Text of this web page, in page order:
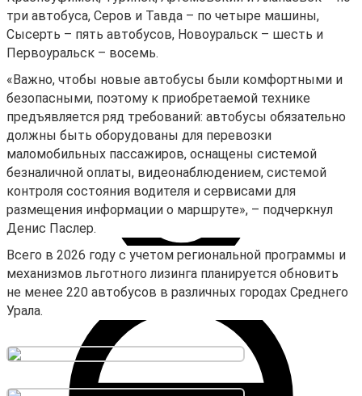
Войти
три автобуса, Серов и Тавда – по четыре машины,
Сысерть – пять автобусов, Новоуральск – шесть и
Первоуральск – восемь.
«Важно, чтобы новые автобусы были комфортными и
безопасными, поэтому к приобретаемой технике
предъявляется ряд требований: автобусы обязательно
должны быть оборудованы для перевозки
маломобильных пассажиров, оснащены системой
безналичной оплаты, видеонаблюдением, системой
контроля состояния водителя и сервисами для
размещения информации о маршруте», – подчеркнул
Денис Паслер.
Всего в 2026 году с учетом региональной программы и
механизмов льготного лизинга планируется обновить
не менее 220 автобусов в различных городах Среднего
Урала.